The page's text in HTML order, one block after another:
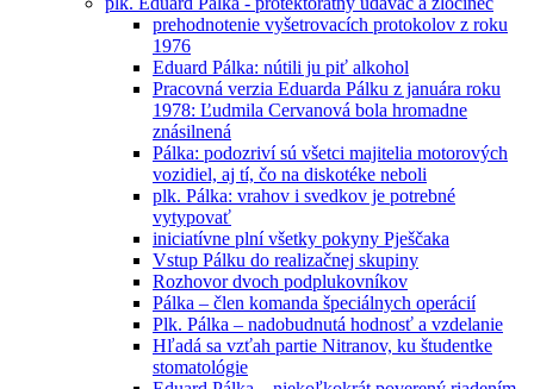
prehodnotenie vyšetrovacích protokolov z roku
1976
Eduard Pálka: nútili ju piť alkohol
Pracovná verzia Eduarda Pálku z januára roku
1978: Ľudmila Cervanová bola hromadne
znásilnená
Pálka: podozriví sú všetci majitelia motorových
vozidiel, aj tí, čo na diskotéke neboli
plk. Pálka: vrahov i svedkov je potrebné
vytypovať
iniciatívne plní všetky pokyny Pješčaka
Vstup Pálku do realizačnej skupiny
Rozhovor dvoch podplukovníkov
Pálka – člen komanda špeciálnych operácií
Plk. Pálka – nadobudnutá hodnosť a vzdelanie
Hľadá sa vzťah partie Nitranov, ku študentke
stomatológie